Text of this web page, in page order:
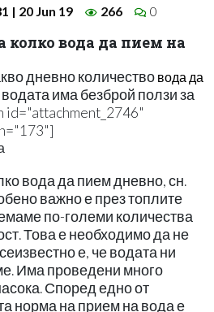
| 20 Jun 19 266 0
колко вода да пием на
дневно количество вода да
има безброй ползи за
id="attachment_2746"
вода да пием дневно, сн.
важно е през топлите
по-големи количества
Това е необходимо да не
е, че водата ни
Има проведени много
Според едно от
норма на прием на вода е